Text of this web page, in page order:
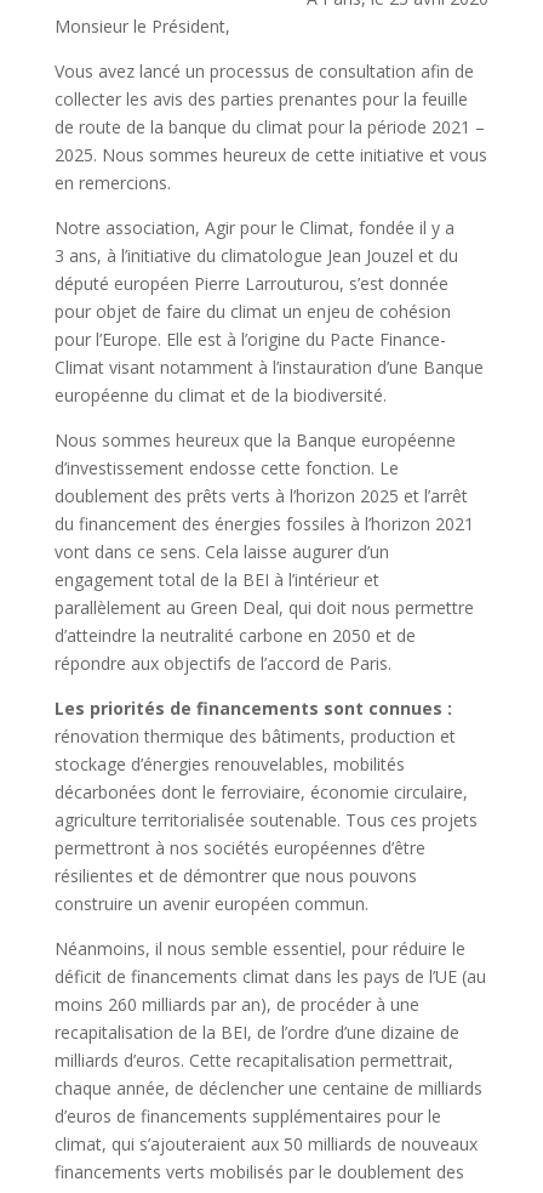
Monsieur le Président,
Vous avez lancé un processus de consultation afin de
collecter les avis des parties prenantes pour la feuille
de route de la banque du climat pour la période 2021 –
2025. Nous sommes heureux de cette initiative et vous
en remercions.
Notre association, Agir pour le Climat, fondée il y a
3 ans, à l’initiative du climatologue Jean Jouzel et du
député européen Pierre Larrouturou, s’est donnée
pour objet de faire du climat un enjeu de cohésion
pour l’Europe. Elle est à l’origine du Pacte Finance-
Climat visant notamment à l’instauration d’une Banque
européenne du climat et de la biodiversité.
Nous sommes heureux que la Banque européenne
d’investissement endosse cette fonction. Le
doublement des prêts verts à l’horizon 2025 et l’arrêt
du financement des énergies fossiles à l’horizon 2021
vont dans ce sens. Cela laisse augurer d’un
engagement total de la BEI à l’intérieur et
parallèlement au Green Deal, qui doit nous permettre
d’atteindre la neutralité carbone en 2050 et de
répondre aux objectifs de l’accord de Paris.
Les priorités de financements sont connues :
rénovation thermique des bâtiments, production et
stockage d’énergies renouvelables, mobilités
décarbonées dont le ferroviaire, économie circulaire,
agriculture territorialisée soutenable. Tous ces projets
permettront à nos sociétés européennes d’être
résilientes et de démontrer que nous pouvons
construire un avenir européen commun.
Néanmoins, il nous semble essentiel, pour réduire le
déficit de financements climat dans les pays de l’UE (au
moins 260 milliards par an), de procéder à une
recapitalisation de la BEI, de l’ordre d’une dizaine de
milliards d’euros. Cette recapitalisation permettrait,
chaque année, de déclencher une centaine de milliards
d’euros de financements supplémentaires pour le
climat, qui s’ajouteraient aux 50 milliards de nouveaux
financements verts mobilisés par le doublement des